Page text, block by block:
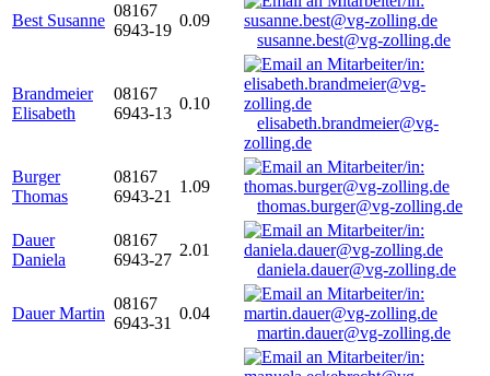
Best Susanne
08167
6943-19
0.09
susanne.best@vg-zolling.de
Brandmeier
Elisabeth
08167
6943-13
0.10
elisabeth.brandmeier@vg-
zolling.de
Burger
Thomas
08167
6943-21
1.09
thomas.burger@vg-zolling.de
Dauer
Daniela
08167
6943-27
2.01
daniela.dauer@vg-zolling.de
Dauer Martin
08167
6943-31
0.04
martin.dauer@vg-zolling.de